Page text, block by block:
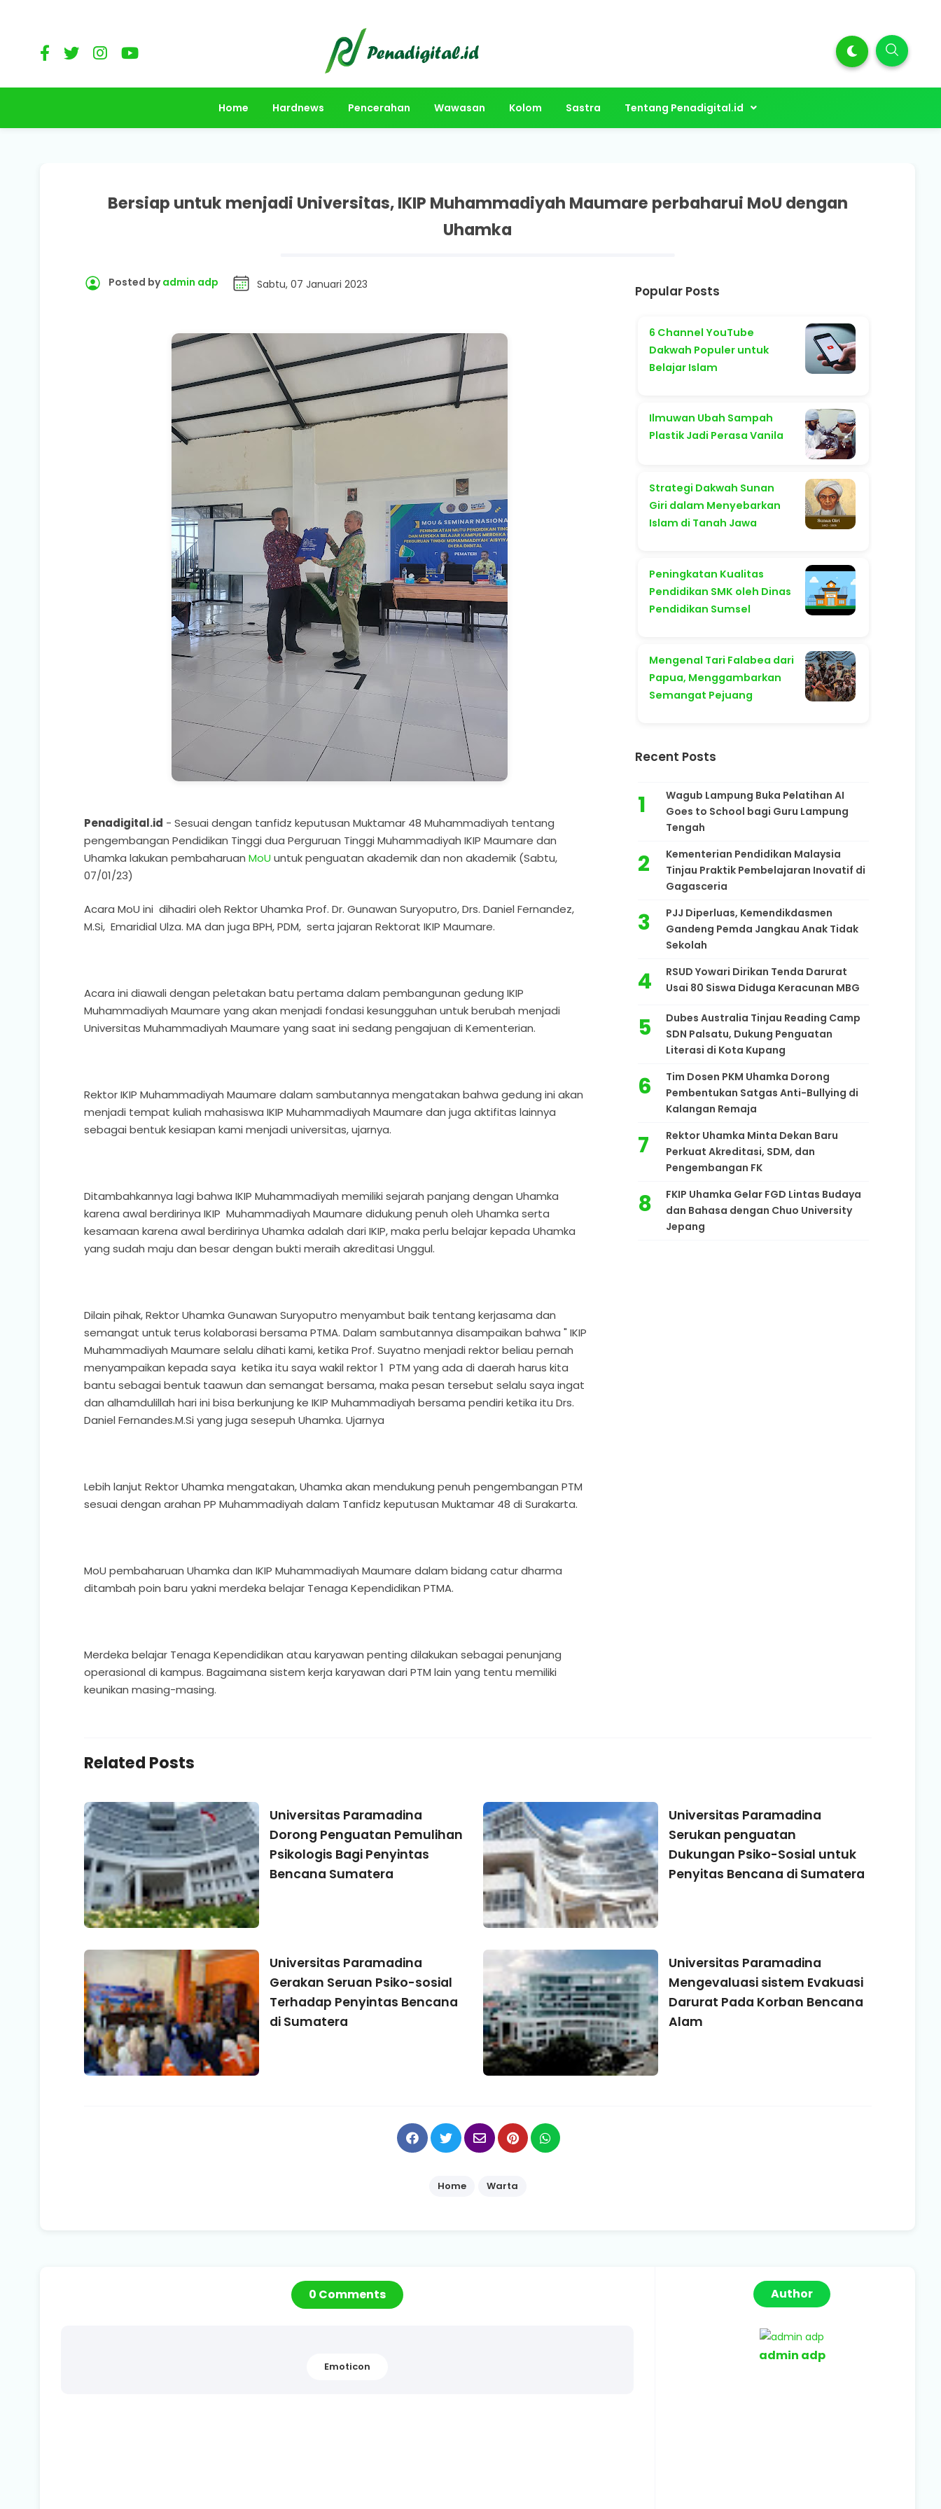
Home Hardnews Pencerahan Wawasan Kolom Sastra Tentang Penadigital.id
Bersiap untuk menjadi Universitas, IKIP Muhammadiyah Maumare perbaharui MoU dengan
Uhamka
Posted byadmin adp Sabtu, 07 Januari 2023
Penadigital.id - Sesuai dengan tanfidz keputusan Muktamar 48 Muhammadiyah tentang
pengembangan Pendidikan Tinggi dua Perguruan Tinggi Muhammadiyah IKIP Maumare dan
Uhamka lakukan pembaharuan MoU untuk penguatan akademik dan non akademik (Sabtu,
07/01/23)
Acara MoU ini dihadiri oleh Rektor Uhamka Prof. Dr. Gunawan Suryoputro, Drs. Daniel Fernandez,
M.Si, Emaridial Ulza. MA dan juga BPH, PDM, serta jajaran Rektorat IKIP Maumare.
Acara ini diawali dengan peletakan batu pertama dalam pembangunan gedung IKIP
Muhammadiyah Maumare yang akan menjadi fondasi kesungguhan untuk berubah menjadi
Universitas Muhammadiyah Maumare yang saat ini sedang pengajuan di Kementerian.
Rektor IKIP Muhammadiyah Maumare dalam sambutannya mengatakan bahwa gedung ini akan
menjadi tempat kuliah mahasiswa IKIP Muhammadiyah Maumare dan juga aktifitas lainnya
sebagai bentuk kesiapan kami menjadi universitas, ujarnya.
Ditambahkannya lagi bahwa IKIP Muhammadiyah memiliki sejarah panjang dengan Uhamka
karena awal berdirinya IKIP Muhammadiyah Maumare didukung penuh oleh Uhamka serta
kesamaan karena awal berdirinya Uhamka adalah dari IKIP, maka perlu belajar kepada Uhamka
yang sudah maju dan besar dengan bukti meraih akreditasi Unggul.
Dilain pihak, Rektor Uhamka Gunawan Suryoputro menyambut baik tentang kerjasama dan
semangat untuk terus kolaborasi bersama PTMA. Dalam sambutannya disampaikan bahwa " IKIP
Muhammadiyah Maumare selalu dihati kami, ketika Prof. Suyatno menjadi rektor beliau pernah
menyampaikan kepada saya ketika itu saya wakil rektor 1 PTM yang ada di daerah harus kita
bantu sebagai bentuk taawun dan semangat bersama, maka pesan tersebut selalu saya ingat
dan alhamdulillah hari ini bisa berkunjung ke IKIP Muhammadiyah bersama pendiri ketika itu Drs.
Daniel Fernandes.M.Si yang juga sesepuh Uhamka. Ujarnya
Lebih lanjut Rektor Uhamka mengatakan, Uhamka akan mendukung penuh pengembangan PTM
sesuai dengan arahan PP Muhammadiyah dalam Tanfidz keputusan Muktamar 48 di Surakarta.
MoU pembaharuan Uhamka dan IKIP Muhammadiyah Maumare dalam bidang catur dharma
ditambah poin baru yakni merdeka belajar Tenaga Kependidikan PTMA.
Merdeka belajar Tenaga Kependidikan atau karyawan penting dilakukan sebagai penunjang
operasional di kampus. Bagaimana sistem kerja karyawan dari PTM lain yang tentu memiliki
keunikan masing-masing.
Popular Posts
6 Channel YouTube
Dakwah Populer untuk
Belajar Islam
Ilmuwan Ubah Sampah
Plastik Jadi Perasa Vanila
Strategi Dakwah Sunan
Giri dalam Menyebarkan
Islam di Tanah Jawa
Peningkatan Kualitas
Pendidikan SMK oleh Dinas
Pendidikan Sumsel
Mengenal Tari Falabea dari
Papua, Menggambarkan
Semangat Pejuang
Recent Posts
Wagub Lampung Buka Pelatihan AI
Goes to School bagi Guru Lampung
Tengah
Kementerian Pendidikan Malaysia
Tinjau Praktik Pembelajaran Inovatif di
Gagasceria
PJJ Diperluas, Kemendikdasmen
Gandeng Pemda Jangkau Anak Tidak
Sekolah
RSUD Yowari Dirikan Tenda Darurat
Usai 80 Siswa Diduga Keracunan MBG
Dubes Australia Tinjau Reading Camp
SDN Palsatu, Dukung Penguatan
Literasi di Kota Kupang
Tim Dosen PKM Uhamka Dorong
Pembentukan Satgas Anti-Bullying di
Kalangan Remaja
Rektor Uhamka Minta Dekan Baru
Perkuat Akreditasi, SDM, dan
Pengembangan FK
FKIP Uhamka Gelar FGD Lintas Budaya
dan Bahasa dengan Chuo University
Jepang
Related Posts
Universitas Paramadina
Dorong Penguatan Pemulihan
Psikologis Bagi Penyintas
Bencana Sumatera
Universitas Paramadina
Serukan penguatan
Dukungan Psiko-Sosial untuk
Penyitas Bencana di Sumatera
Universitas Paramadina
Gerakan Seruan Psiko-sosial
Terhadap Penyintas Bencana
di Sumatera
Universitas Paramadina
Mengevaluasi sistem Evakuasi
Darurat Pada Korban Bencana
Alam
Home Warta
0 Comments
Emoticon
Author
admin adp